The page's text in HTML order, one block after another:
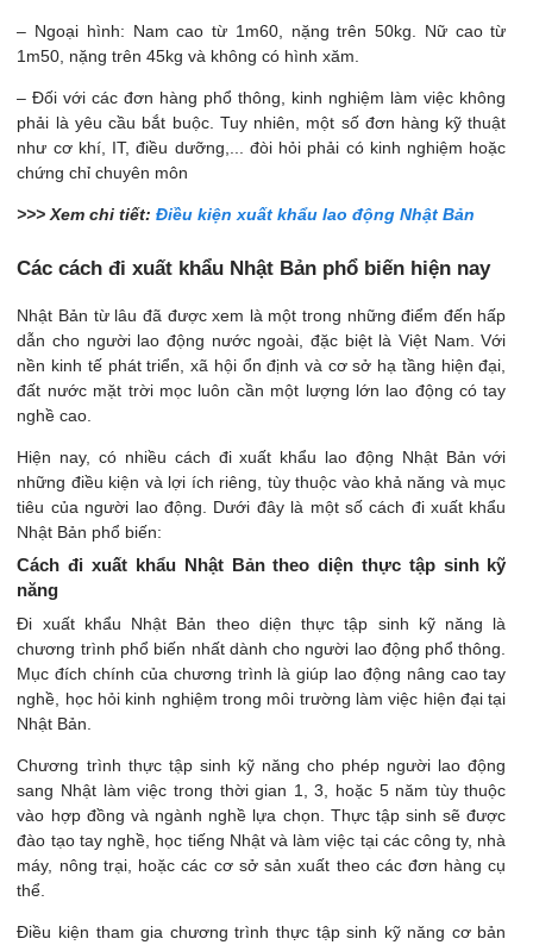
– Ngoại hình: Nam cao từ 1m60, nặng trên 50kg. Nữ cao từ
1m50, nặng trên 45kg và không có hình xăm.
– Đối với các đơn hàng phổ thông, kinh nghiệm làm việc không
phải là yêu cầu bắt buộc. Tuy nhiên, một số đơn hàng kỹ thuật
như cơ khí, IT, điều dưỡng,... đòi hỏi phải có kinh nghiệm hoặc
chứng chỉ chuyên môn
>>> Xem chi tiết:Điều kiện xuất khẩu lao động Nhật Bản
Các cách đi xuất khẩu Nhật Bản phổ biến hiện nay
Nhật Bản từ lâu đã được xem là một trong những điểm đến hấp
dẫn cho người lao động nước ngoài, đặc biệt là Việt Nam. Với
nền kinh tế phát triển, xã hội ổn định và cơ sở hạ tầng hiện đại,
đất nước mặt trời mọc luôn cần một lượng lớn lao động có tay
nghề cao.
Hiện nay, có nhiều cách đi xuất khẩu lao động Nhật Bản với
những điều kiện và lợi ích riêng, tùy thuộc vào khả năng và mục
tiêu của người lao động. Dưới đây là một số cách đi xuất khẩu
Nhật Bản phổ biến:
Cách đi xuất khẩu Nhật Bản theo diện thực tập sinh kỹ
năng
Đi xuất khẩu Nhật Bản theo diện thực tập sinh kỹ năng là
chương trình phổ biến nhất dành cho người lao động phổ thông.
Mục đích chính của chương trình là giúp lao động nâng cao tay
nghề, học hỏi kinh nghiệm trong môi trường làm việc hiện đại tại
Nhật Bản.
Chương trình thực tập sinh kỹ năng cho phép người lao động
sang Nhật làm việc trong thời gian 1, 3, hoặc 5 năm tùy thuộc
vào hợp đồng và ngành nghề lựa chọn. Thực tập sinh sẽ được
đào tạo tay nghề, học tiếng Nhật và làm việc tại các công ty, nhà
máy, nông trại, hoặc các cơ sở sản xuất theo các đơn hàng cụ
thể​.
Điều kiện tham gia chương trình thực tập sinh kỹ năng cơ bản